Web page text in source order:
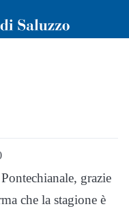
grazie
che la stagione è